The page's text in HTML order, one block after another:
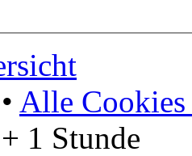
• Alle Cookies
1 Stunde